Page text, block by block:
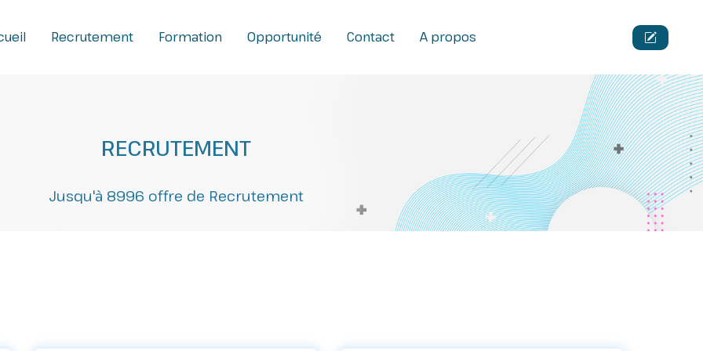
Recrutement Formation Opportunité Contact A propos
RECRUTEMENT
Jusqu'à 8996 offre de Recrutement